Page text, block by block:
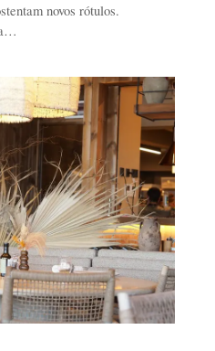
novos rótulos.